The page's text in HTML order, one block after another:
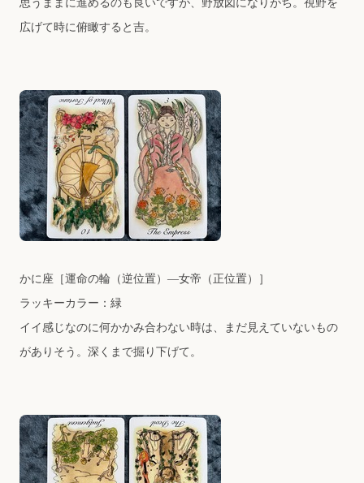
思うままに進めるのも良いですが、野放図になりがち。視野を
広げて時に俯瞰すると吉。
かに座 ［運命の輪（逆位置）―女帝（正位置）］
ラッキーカラー：緑
イイ感じなのに何かかみ合わない時は、まだ見えていないもの
がありそう。深くまで掘り下げて。